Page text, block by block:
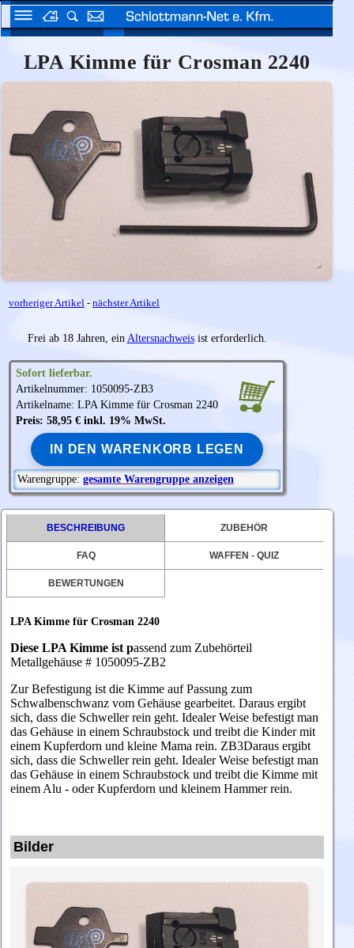
LPA Kimme für Crosman 2240
vorheriger Artikel - nächster Artikel
Frei ab 18 Jahren, ein Altersnachweisist erforderlich.
Sofort lieferbar.
Artikelnummer: 1050095-ZB3
Artikelname: LPA Kimme für Crosman 2240
Preis: 58,95 € inkl. 19% MwSt.
IN DEN WARENKORB LEGEN
Warengruppe: gesamte Warengruppe anzeigen
BESCHREIBUNG ZUBEHÖR
FAQ WAFFEN - QUIZ
BEWERTUNGEN
LPA Kimme für Crosman 2240
Diese LPA Kimme ist passend zum Zubehörteil
Metallgehäuse # 1050095-ZB2
Zur Befestigung ist die Kimme auf Passung zum
Schwalbenschwanz vom Gehäuse gearbeitet. Daraus ergibt
sich, dass die Schweller rein geht. Idealer Weise befestigt man
das Gehäuse in einem Schraubstock und treibt die Kinder mit
einem Kupferdorn und kleine Mama rein. ZB3Daraus ergibt
sich, dass die Schweller rein geht. Idealer Weise befestigt man
das Gehäuse in einem Schraubstock und treibt die Kimme mit
einem Alu - oder Kupferdorn und kleinem Hammer rein.
Bilder